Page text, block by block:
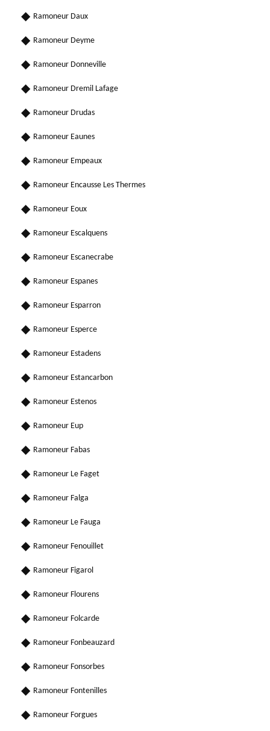
Ramoneur Daux
Ramoneur Deyme
Ramoneur Donneville
Ramoneur Dremil Lafage
Ramoneur Drudas
Ramoneur Eaunes
Ramoneur Empeaux
Ramoneur Encausse Les Thermes
Ramoneur Eoux
Ramoneur Escalquens
Ramoneur Escanecrabe
Ramoneur Espanes
Ramoneur Esparron
Ramoneur Esperce
Ramoneur Estadens
Ramoneur Estancarbon
Ramoneur Estenos
Ramoneur Eup
Ramoneur Fabas
Ramoneur Le Faget
Ramoneur Falga
Ramoneur Le Fauga
Ramoneur Fenouillet
Ramoneur Figarol
Ramoneur Flourens
Ramoneur Folcarde
Ramoneur Fonbeauzard
Ramoneur Fonsorbes
Ramoneur Fontenilles
Ramoneur Forgues